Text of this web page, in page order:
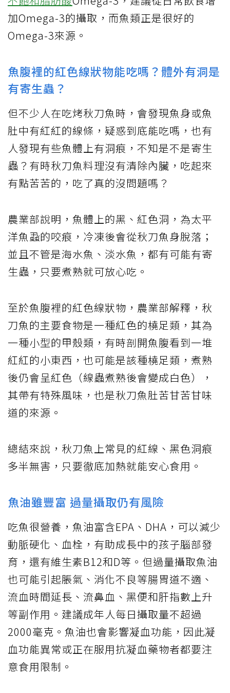
加Omega-3的攝取，而魚類正是很好的
Omega-3來源。
魚腹裡的紅色線狀物能吃嗎？體外有洞是
有寄生蟲？
但不少人在吃烤秋刀魚時，會發現魚身或魚
肚中有紅紅的線條，疑惑到底能吃嗎，也有
人發現有些魚體上有洞痕，不知是不是寄生
蟲？有時秋刀魚料理沒有清除內臟，吃起來
有點苦苦的，吃了真的沒問題嗎？
農業部說明，魚體上的黑、紅色洞，為太平
洋魚蝨的咬痕，冷凍後會從秋刀魚身脫落；
並且不管是海水魚、淡水魚，都有可能有寄
生蟲，只要煮熟就可放心吃。
至於魚腹裡的紅色線狀物，農業部解釋，秋
刀魚的主要食物是一種紅色的橈足類，其為
一種小型的甲殼類，有時剖開魚腹看到一堆
紅紅的小東西，也可能是該種橈足類，煮熟
後仍會呈紅色（線蟲煮熟後會變成白色），
其帶有特殊風味，也是秋刀魚肚苦甘苦甘味
道的來源。
總結來說，秋刀魚上常見的紅線、黑色洞痕
多半無害，只要徹底加熱就能安心食用。
魚油雖豐富 過量攝取仍有風險
吃魚很營養，魚油富含EPA、DHA，可以減少
動脈硬化、血栓，有助成長中的孩子腦部發
育，還有維生素B12和D等。但過量攝取魚油
也可能引起脹氣、消化不良等腸胃道不適、
流血時間延長、流鼻血、黑便和肝指數上升
等副作用。建議成年人每日攝取量不超過
2000毫克。魚油也會影響凝血功能，因此凝
血功能異常或正在服用抗凝血藥物者都要注
意食用限制。